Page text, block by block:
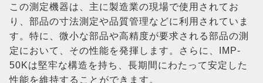
この測定機器は、主に製造業の現場で使用されてお
り、部品の寸法測定や品質管理などに利用されていま
す。特に、微小な部品や高精度が要求される部品の測
定において、その性能を発揮します。さらに、IMP-
50Kは堅牢な構造を持ち、長期間にわたって安定した
性能を維持することができます。